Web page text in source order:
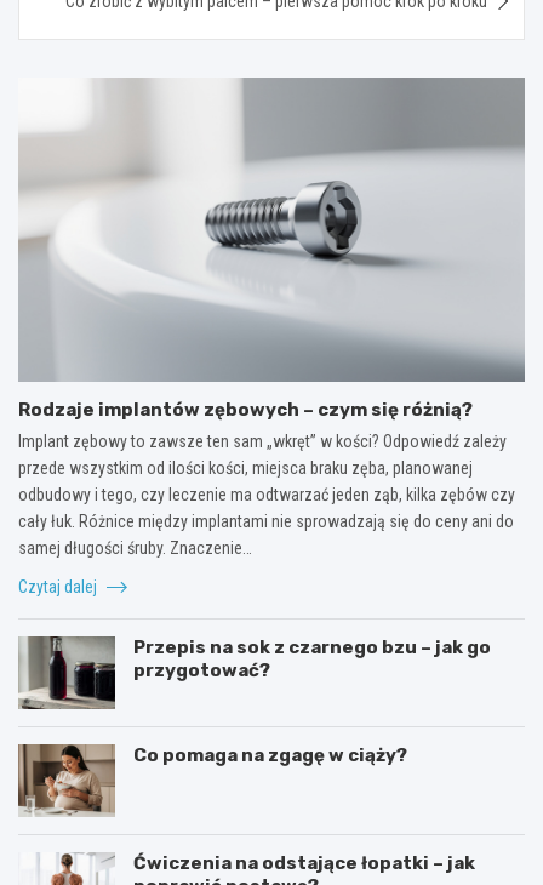
Rodzaje implantów zębowych – czym się różnią?
Implant zębowy to zawsze ten sam „wkręt” w kości? Odpowiedź zależy
przede wszystkim od ilości kości, miejsca braku zęba, planowanej
odbudowy i tego, czy leczenie ma odtwarzać jeden ząb, kilka zębów czy
cały łuk. Różnice między implantami nie sprowadzają się do ceny ani do
samej długości śruby. Znaczenie…
Czytaj dalej
Przepis na sok z czarnego bzu – jak go
przygotować?
Co pomaga na zgagę w ciąży?
Ćwiczenia na odstające łopatki – jak